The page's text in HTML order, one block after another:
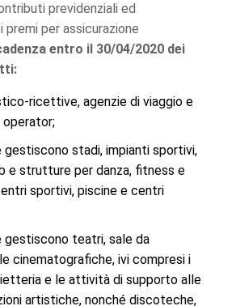
previdenziali ed
premi per assicurazione
entro il 30/04/2020 dei
ricettive, agenzie di viaggio e
operator;
stadi, impianti sportivi,
e strutture per danza, fitness e
sportivi, piscine e centri
teatri, sale da
cinematografiche, ivi compresi i
e le attività di supporto alle
artistiche, nonché discoteche,